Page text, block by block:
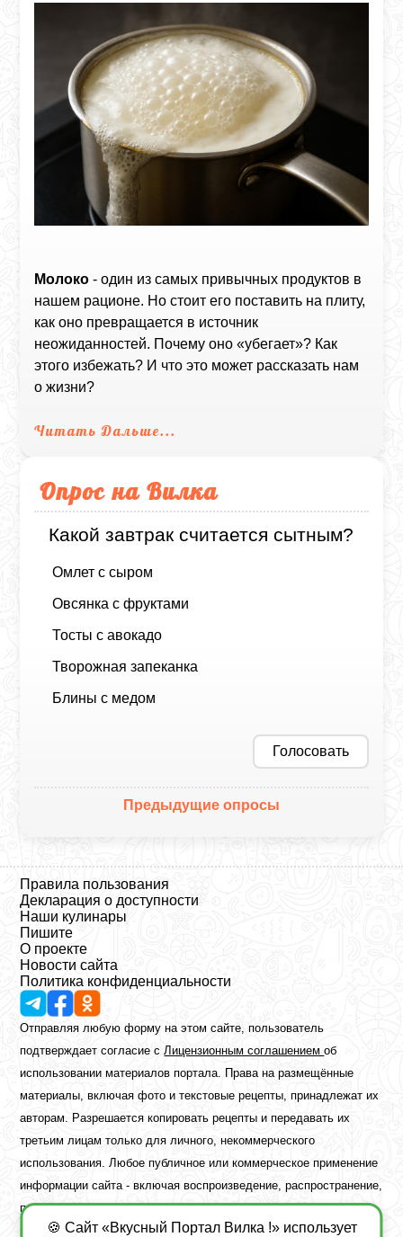
Молоко - один из самых привычных продуктов в
нашем рационе. Но стоит его поставить на плиту,
как оно превращается в источник
неожиданностей. Почему оно «убегает»? Как
этого избежать? И что это может рассказать нам
о жизни?
Читать Дальше...
Опрос на Вилка
Какой завтрак считается сытным?
Омлет с сыром
Овсянка с фруктами
Тосты с авокадо
Творожная запеканка
Блины с медом
Голосовать
Предыдущие опросы
Правила пользования
Декларация о доступности
Наши кулинары
Пишите
О проекте
Новости сайта
Политика конфиденциальности
Отправляя любую форму на этом сайте, пользователь
подтверждает согласие сЛицензионным соглашениемоб
использовании материалов портала. Права на размещённые
материалы, включая фото и текстовые рецепты, принадлежат их
авторам. Разрешается копировать рецепты и передавать их
третьим лицам только для личного, некоммерческого
использования. Любое публичное или коммерческое применение
информации сайта - включая воспроизведение, распространение,
публикацию или обработку - возможно лишь при наличии
предварительного письменного разрешения правообладателя.
🍪 Сайт «Вкусный Портал Вилка !» использует